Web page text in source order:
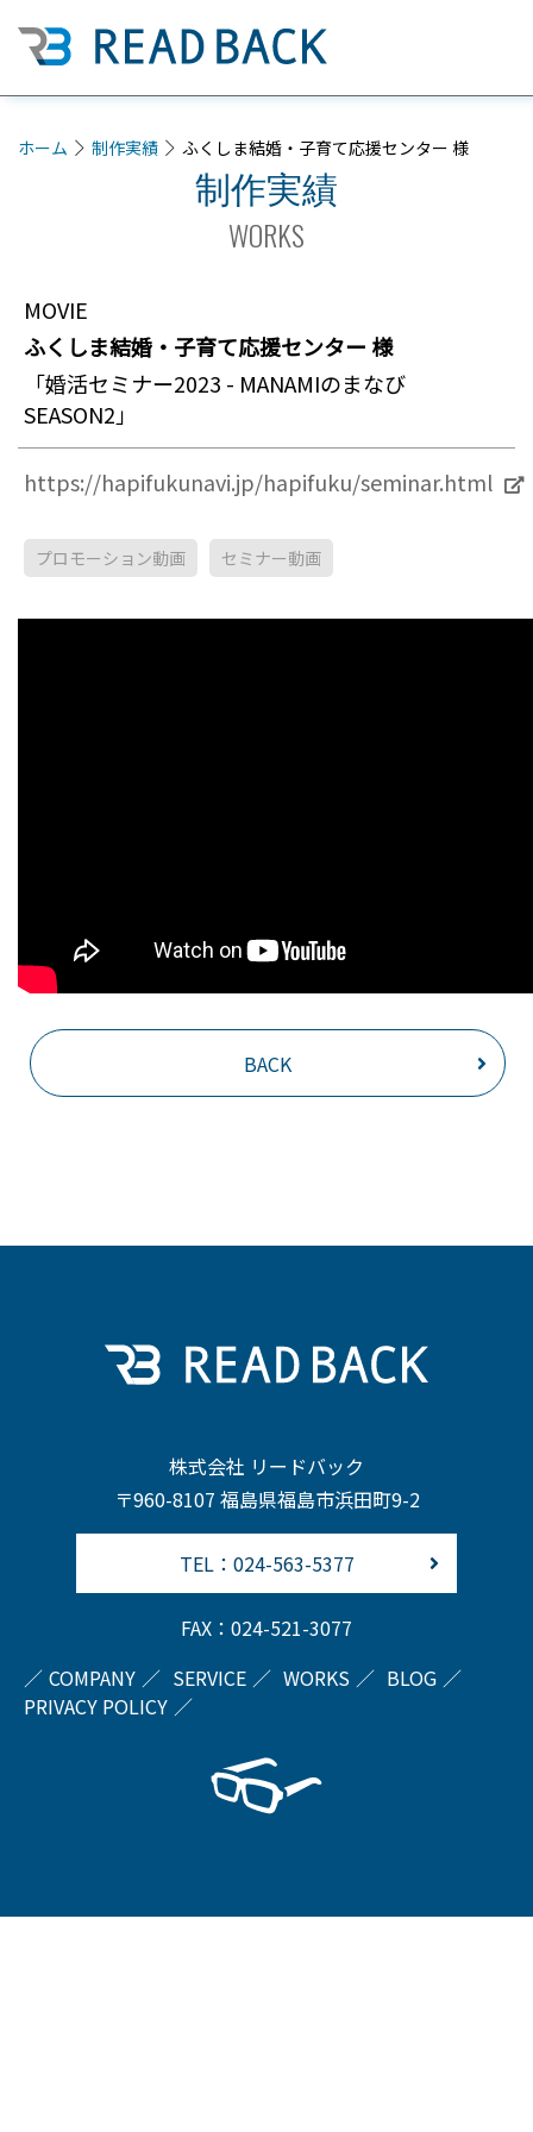
ホーム 制作実績 ふくしま結婚・子育て応援センター 様
制作実績
WORKS
MOVIE
ふくしま結婚・子育て応援センター 様
「婚活セミナー2023 - MANAMIのまなび
SEASON2」
https://hapifukunavi.jp/hapifuku/seminar.html
プロモーション動画 セミナー動画
BACK
株式会社 リードバック
〒960-8107 福島県福島市浜田町9-2
TEL：024-563-5377
FAX：024-521-3077
COMPANY
SERVICE WORKS
BLOG
PRIVACY POLICY